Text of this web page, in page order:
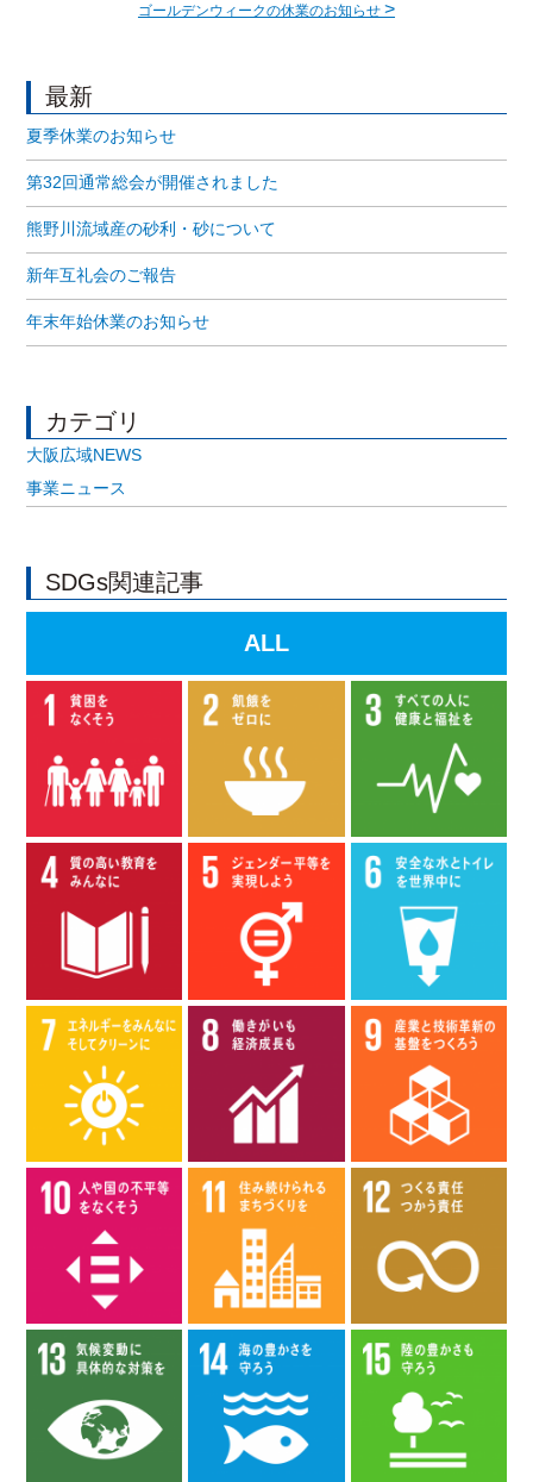
ゴールデンウィークの休業のお知らせ >
最新
夏季休業のお知らせ
第32回通常総会が開催されました
熊野川流域産の砂利・砂について
新年互礼会のご報告
年末年始休業のお知らせ
カテゴリ
大阪広域NEWS
事業ニュース
SDGs関連記事
ALL